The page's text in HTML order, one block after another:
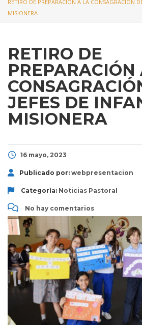
RETIRO DE PREPARACIÓN A LA CONSAGRACIÓN
MISIONERA
RETIRO DE
PREPARACIÓN
JEFES DE
MISIONERA
16 mayo, 2023
Publicado por: webpresentacion
Categoría: Noticias Pastoral
No hay comentarios